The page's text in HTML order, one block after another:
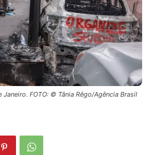
FOTO: © Tânia Rêgo/Agência Brasil